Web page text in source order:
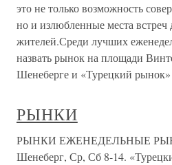
это не только возможность
но и излюбленные места встреч
жителей.Среди лучших
назвать рынок на площади
Шенеберге и «Турецкий рынок»
РЫНКИ
РЫНКИ ЕЖЕНЕДЕЛЬНЫЕ
Шенеберг, Ср, Сб 8-14.